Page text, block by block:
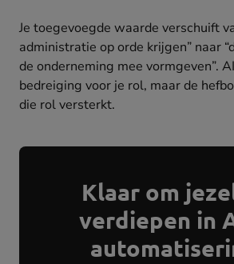
Je toegevoegde waarde verschuift
administratie op orde krijgen” naar
de onderneming mee vormgeven”.
bedreiging voor je rol, maar de
die rol versterkt.
Klaar om
verdiepen in